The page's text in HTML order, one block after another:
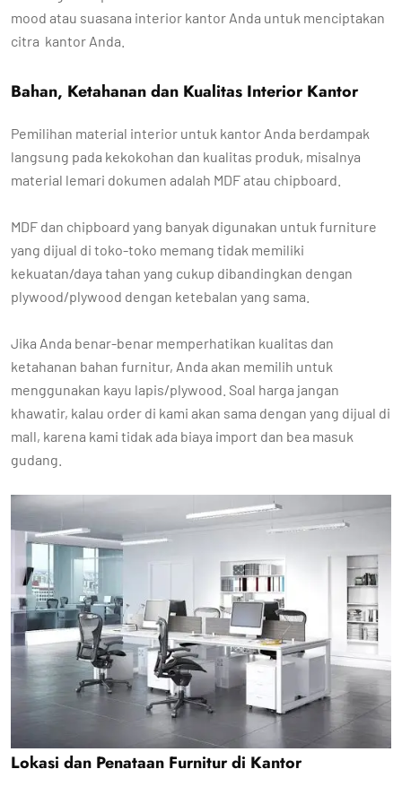
mood atau suasana interior kantor Anda untuk menciptakan
citra kantor Anda.
Bahan, Ketahanan dan Kualitas Interior Kantor
Pemilihan material interior untuk kantor Anda berdampak
langsung pada kekokohan dan kualitas produk, misalnya
material lemari dokumen adalah MDF atau chipboard.
MDF dan chipboard yang banyak digunakan untuk furniture
yang dijual di toko-toko memang tidak memiliki
kekuatan/daya tahan yang cukup dibandingkan dengan
plywood/plywood dengan ketebalan yang sama.
Jika Anda benar-benar memperhatikan kualitas dan
ketahanan bahan furnitur, Anda akan memilih untuk
menggunakan kayu lapis/plywood. Soal harga jangan
khawatir, kalau order di kami akan sama dengan yang dijual di
mall, karena kami tidak ada biaya import dan bea masuk
gudang.
Lokasi dan Penataan Furnitur di Kantor